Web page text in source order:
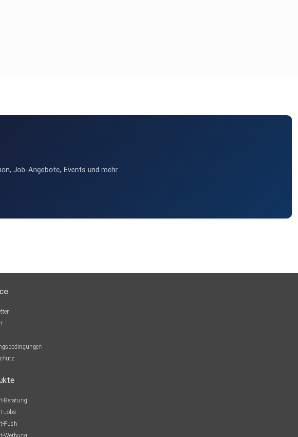
Job-Angebote, Events und mehr.
Beratung
Jobs
Push
Werbung